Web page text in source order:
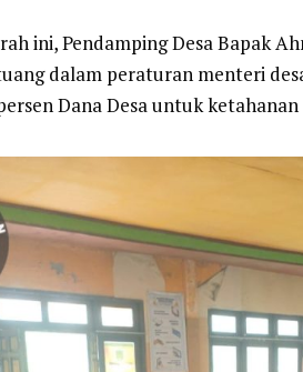
ini, Pendamping Desa Bapak
dalam peraturan menteri
Dana Desa untuk